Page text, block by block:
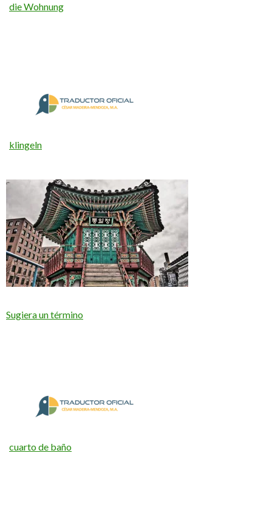
die Wohnung
klingeln
Sugiera un término
cuarto de baño